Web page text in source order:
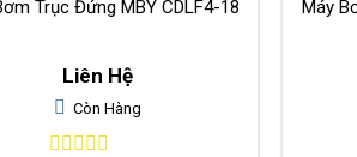
Trục Đứng MBY CDLF4-18
Liên Hệ
Còn Hàng